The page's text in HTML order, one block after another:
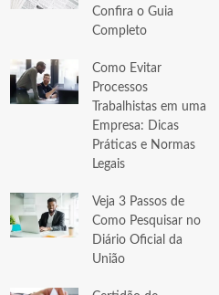
Confira o Guia
Completo
Como Evitar
Processos
Trabalhistas em uma
Empresa: Dicas
Práticas e Normas
Legais
Veja 3 Passos de
Como Pesquisar no
Diário Oficial da
União